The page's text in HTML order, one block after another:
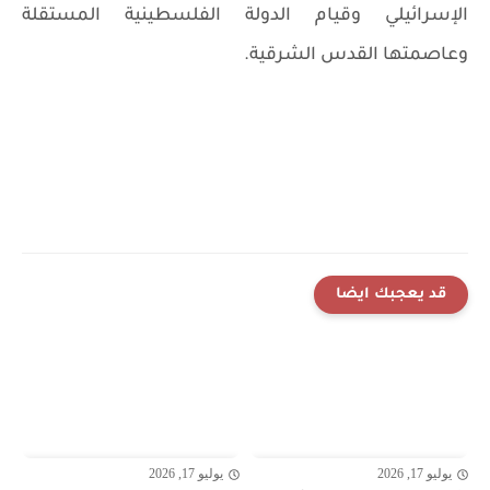
الإسرائيلي وقيام الدولة الفلسطينية المستقلة
وعاصمتها القدس الشرقية.
قد يعجبك ايضا
يوليو 17, 2026 يوليو 17, 2026